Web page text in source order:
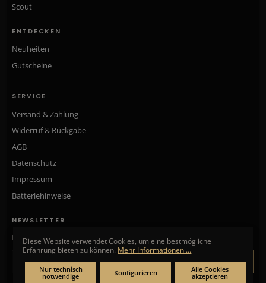
Scout
ENTDECKEN
Neuheiten
Gutscheine
SERVICE
Versand & Zahlung
Widerruf & Rückgabe
AGB
Datenschutz
Impressum
Batteriehinweise
NEWSLETTER
Neue Kollektionen, exklusive Angebote & Aktionen direkt in Ihr Postfach.
ANMELDEN
Diese Website verwendet Cookies, um eine bestmögliche
Erfahrung bieten zu können. Mehr Informationen ...
Nur technisch
notwendige
Konfigurieren
Alle Cookies
akzeptieren